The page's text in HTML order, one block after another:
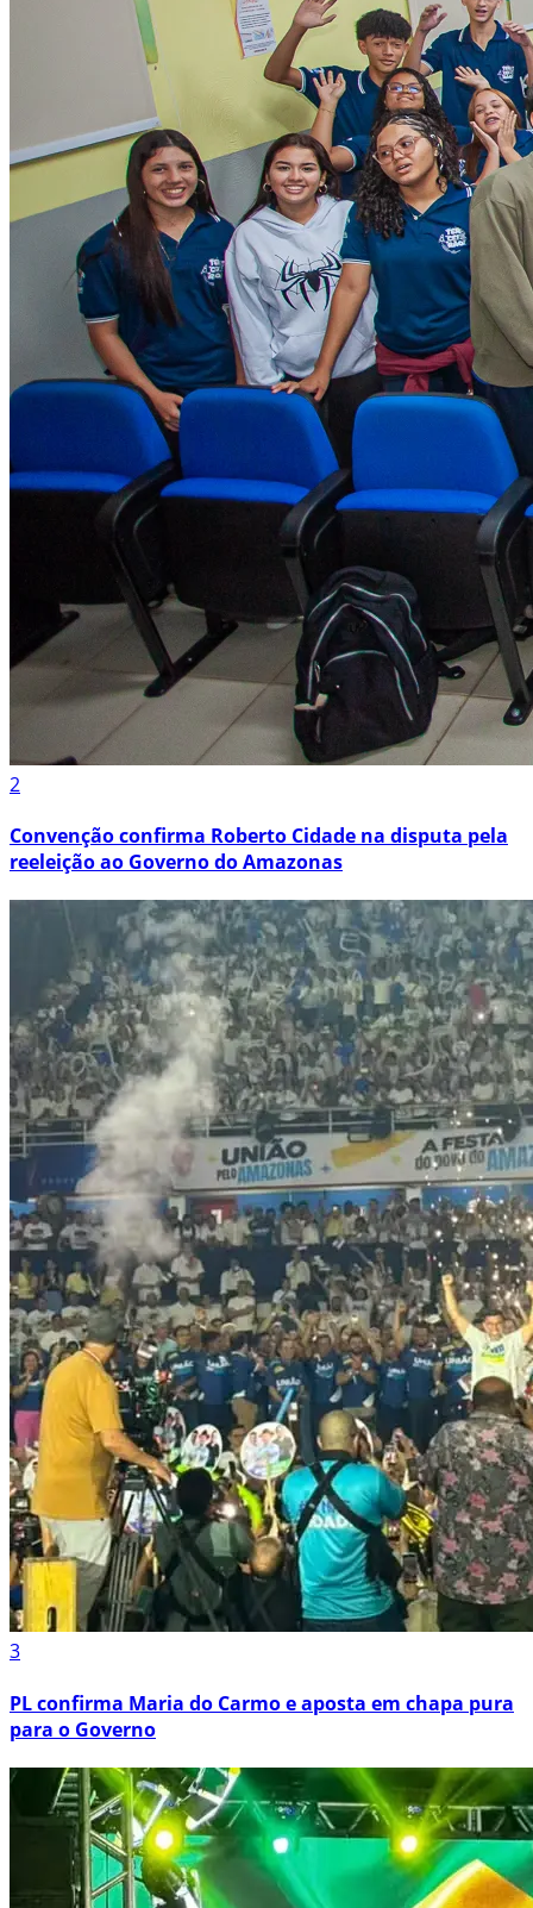
2
Convenção confirma Roberto Cidade na disputa pela
reeleição ao Governo do Amazonas
3
PL confirma Maria do Carmo e aposta em chapa pura
para o Governo